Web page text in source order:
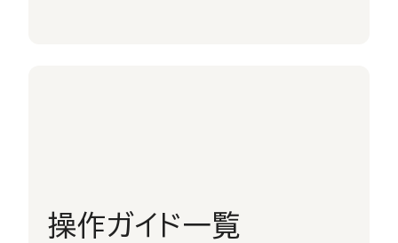
操作ガイド一覧